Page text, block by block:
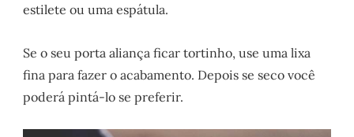
estilete ou uma espátula.
Se o seu porta aliança ficar tortinho, use uma lixa
fina para fazer o acabamento. Depois se seco você
poderá pintá-lo se preferir.